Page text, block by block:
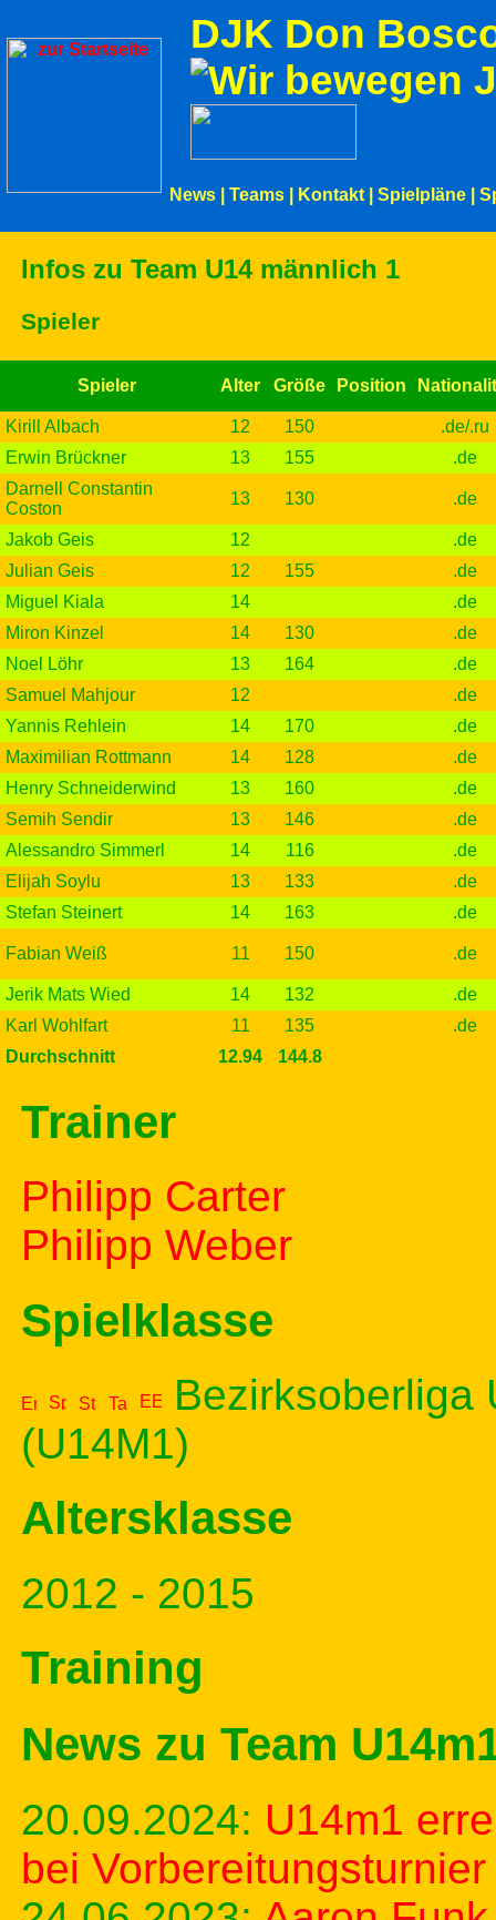
DJK Don
News Teams Kontakt Spielpläne
Infos zu Team U14 männlich 1
Spieler
Spieler Alter Größe Position
Kirill Albach 12 150
.de/.ru
Erwin Brückner
13 155
.de
Darnell Constantin
Coston
13 130 .de
Jakob Geis 12
.de
Julian Geis
12 155
.de
Miguel Kiala
14
.de
Miron Kinzel
14 130
.de
Noel Löhr
13 164
.de
Samuel Mahjour
12
.de
Yannis Rehlein
14 170
.de
Maximilian Rottmann
14 128
.de
Henry Schneiderwind
13 160
.de
Semih Sendir
13 146
.de
Alessandro Simmerl
14 116
.de
Elijah Soylu
13 133
.de
Stefan Steinert
14 163 .de
Fabian Weiß 11 150 .de
Jerik Mats Wied 14 132
.de
Karl Wohlfart
11 135
.de
Durchschnitt
12.94 144.8
Trainer
Philipp Carter
Philipp Weber
Spielklasse
Bezirksoberliga
(U14M1)
Altersklasse
2012 - 2015
Training
News zu Team
20.09.2024: U14m1
bei Vorbereitungsturnier